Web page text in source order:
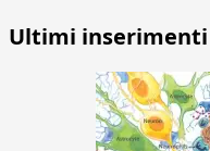
degli
articoli
Ultimi inserimenti